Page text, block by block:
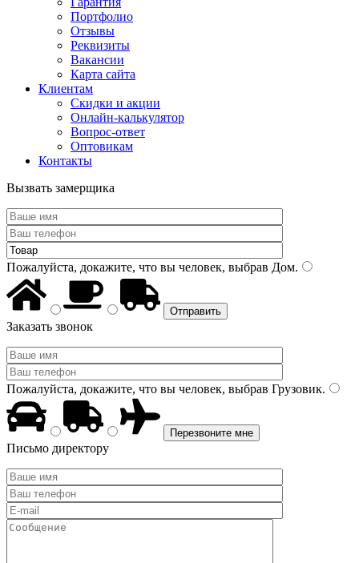
Портфолио
Отзывы
Реквизиты
Вакансии
Карта сайта
Клиентам
Скидки и акции
Онлайн-калькулятор
Вопрос-ответ
Оптовикам
Контакты
Вызвать замерщика
Пожалуйста, докажите, что вы человек, выбрав Дом.
Заказать звонок
Пожалуйста, докажите, что вы человек, выбрав Грузовик.
Письмо директору